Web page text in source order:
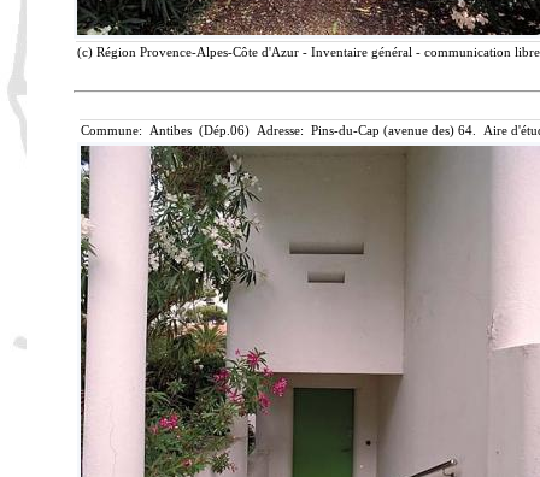
(c) Région Provence-Alpes-Côte d'Azur - Inventaire général - communication
Commune: Antibes (Dép.06) Adresse: Pins-du-Cap (avenue des) 64. Aire